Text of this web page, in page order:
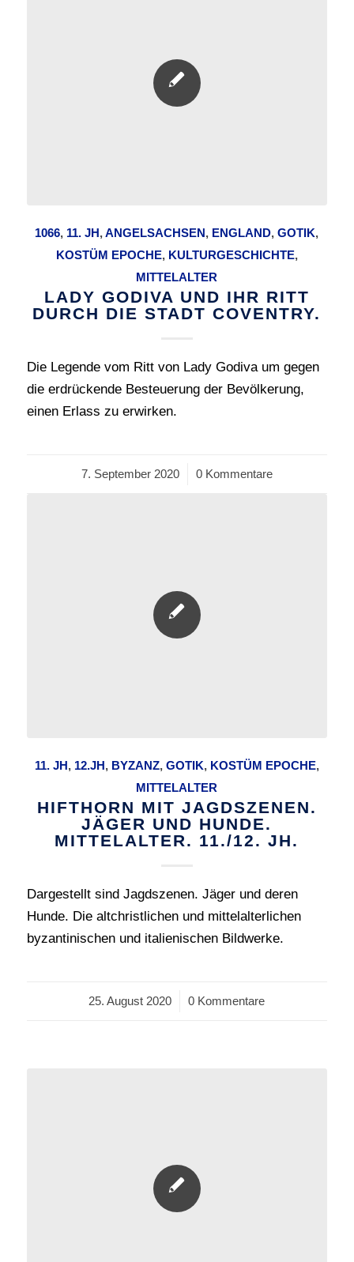
1066, 11. JH,ANGELSACHSEN, ENGLAND,GOTIK,
KOSTÜM EPOCHE, KULTURGESCHICHTE,
MITTELALTER
LADY GODIVA UND IHR RITT
DURCH DIE STADT COVENTRY.
Die Legende vom Ritt von Lady Godiva um gegen
die erdrückende Besteuerung der Bevölkerung,
einen Erlass zu erwirken.
7. September 2020
/ 0 Kommentare
11. JH, 12.JH, BYZANZ, GOTIK, KOSTÜM EPOCHE,
MITTELALTER
HIFTHORN MIT JAGDSZENEN.
JÄGER UND HUNDE.
MITTELALTER. 11./12. JH.
Dargestellt sind Jagdszenen. Jäger und deren
Hunde. Die altchristlichen und mittelalterlichen
byzantinischen und italienischen Bildwerke.
25. August 2020
/ 0 Kommentare